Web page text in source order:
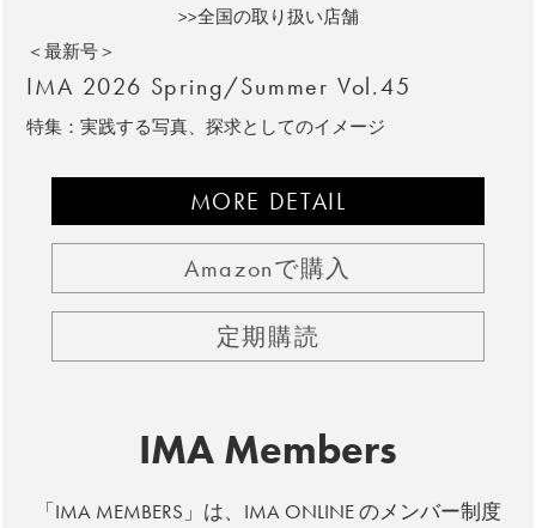
>>全国の取り扱い店舗
＜最新号＞
IMA 2026 Spring/Summer Vol.45
特集：実践する写真、探求としてのイメージ
MORE DETAIL
Amazonで購入
定期購読
IMA Members
「IMA MEMBERS」は、IMA ONLINE のメンバー制度